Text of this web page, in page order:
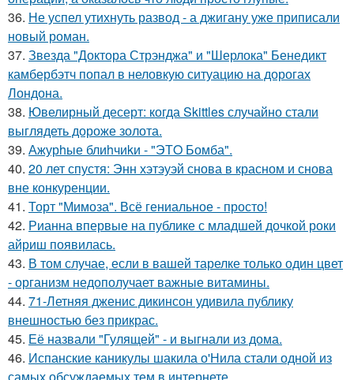
36. Не успел утихнуть развод - а джигану уже приписали
новый роман.
37. Звезда "Доктора Стрэнджа" и "Шерлока" Бенедикт
камбербэтч попал в неловкую ситуацию на дорогах
Лондона.
38. Ювелирный десерт: когда Skittles случайно стали
выглядеть дороже золота.
39. Ажурhые блиhчиkи - "ЭТO Бомба".
40. 20 лет спустя: Энн хэтэуэй снова в красном и снова
вне конкуренции.
41. Торт "Мимоза". Всё гениальное - просто!
42. Рианна впервые на публике с младшей дочкой роки
айриш появилась.
43. В том случае, если в вашей тарелке только один цвет
- организм недополучает важные витамины.
44. 71-Летняя дженис дикинсон удивила публику
внешностью без прикрас.
45. Её назвали "Гулящей" - и выгнали из дома.
46. Испанские каникулы шакила о'Нила стали одной из